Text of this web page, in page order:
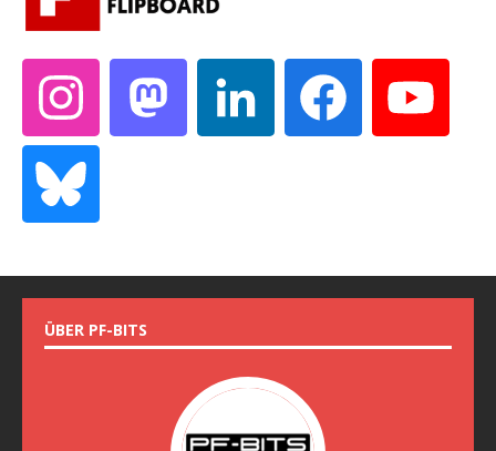
ÜBER PF-BITS